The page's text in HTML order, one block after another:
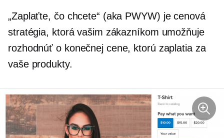
„Zaplaťte, čo chcete“ (aka PWYW) je cenová
stratégia, ktorá vašim zákazníkom umožňuje
rozhodnúť o konečnej cene, ktorú zaplatia za
vaše produkty.